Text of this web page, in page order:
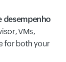
desempenho
VMs,
for both your